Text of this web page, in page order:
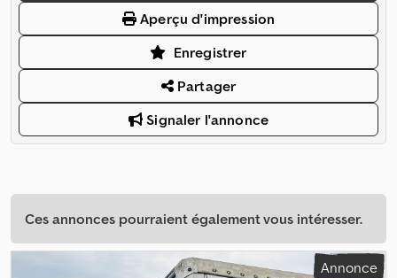
Aperçu d'impression
Enregistrer
Partager
Signaler l'annonce
Ces annonces pourraient également vous intéresser.
Annonce